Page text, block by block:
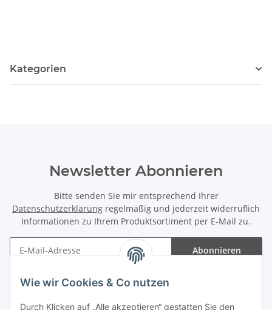
Wie wir Cookies & Co nutzen
Durch Klicken auf „Alle akzeptieren“ gestatten Sie den
Kategorien
Newsletter Abonnieren
Bitte senden Sie mir entsprechend Ihrer
Datenschutzerklärung regelmäßig und jederzeit widerruflich
Informationen zu Ihrem Produktsortiment per E-Mail zu.
Abonnieren